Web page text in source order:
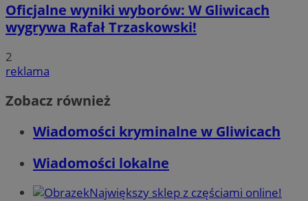
Oficjalne wyniki wyborów: W Gliwicach
wygrywa Rafał Trzaskowski!
2
reklama
Zobacz również
Wiadomości kryminalne w Gliwicach
Wiadomości lokalne
Największy sklep z częściami online!